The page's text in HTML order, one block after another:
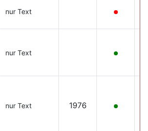
nur Text
nur Text
nur Text 1976